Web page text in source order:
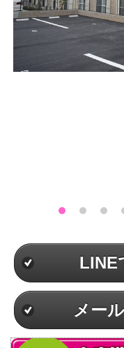
LINE
メー